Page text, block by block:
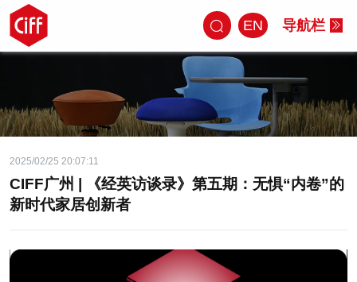
EN 导航栏
2025/02/25 20:07:11
CIFF广州 | 《经英访谈录》第五期：无惧“内卷”的
新时代家居创新者